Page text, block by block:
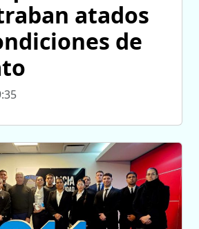
atados
de